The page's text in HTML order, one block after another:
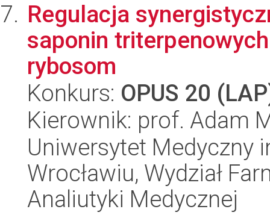
Regulacja
saponin
rybosom
Konkurs: OPUS 20
Kierownik: prof. Adam
Uniwersytet Medyczny
Wrocławiu, Wydział
Analiutyki Medycznej